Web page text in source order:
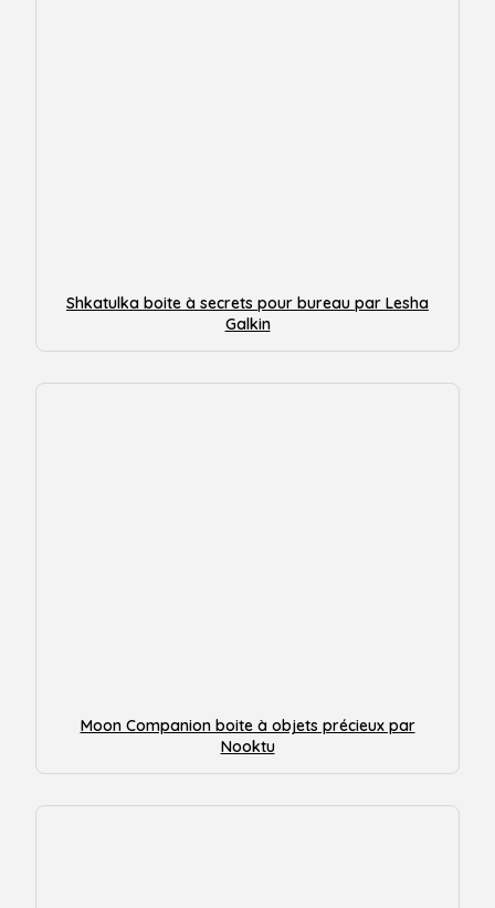
Shkatulka boite à secrets pour bureau par Lesha
Galkin
Moon Companion boite à objets précieux par
Nooktu